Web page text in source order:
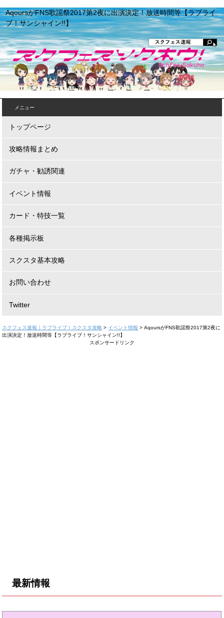
AqoursがFNS歌謡祭2017第2夜に出演決定！放送時間等【ラブライ
ブ！サンシャイン!!】
メニュー
トップページ
攻略情報まとめ
ガチャ・勧誘関連
イベント情報
カード・特技一覧
各種掲示板
スクスタ基本攻略
お問い合わせ
Twitter
スクフェス速報｜ラブライブ！スクスタ攻略 > イベント情報 >AqoursがFNS歌謡祭2017第2夜に
出演決定！放送時間等【ラブライブ！サンシャイン!!】
スポンサードリンク
最新情報